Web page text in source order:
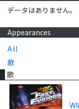
データはありません。
Appearances
All
歌
歌